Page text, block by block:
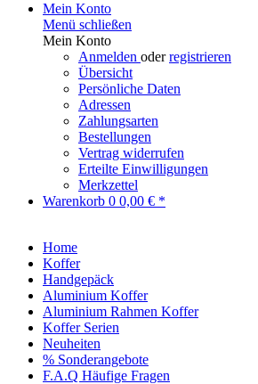
Mein Konto
Menü schließen
Mein Konto
Anmelden oderregistrieren
Übersicht
Persönliche Daten
Adressen
Zahlungsarten
Bestellungen
Vertrag widerrufen
Erteilte Einwilligungen
Merkzettel
Warenkorb 0 0,00 € *
Home
Koffer
Handgepäck
Aluminium Koffer
Aluminium Rahmen Koffer
Koffer Serien
Neuheiten
% Sonderangebote
F.A.Q Häufige Fragen